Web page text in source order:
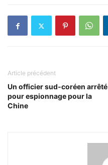
Article précédent
Un officier sud-coréen arrêté
pour espionnage pour la
Chine